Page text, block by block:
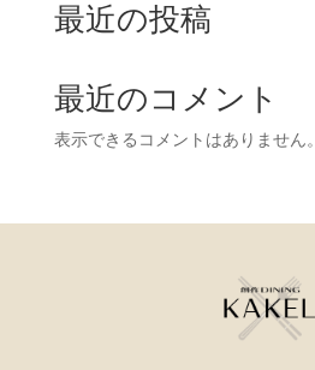
最近の投稿
最近のコメント
表示できるコメントはありません。